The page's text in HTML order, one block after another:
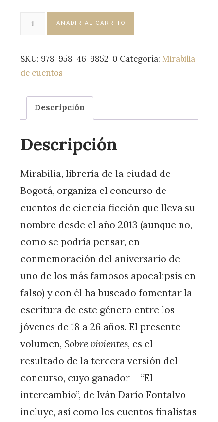
Sobre
vivientes
AÑADIR AL CARRITO
SKU: 978-958-46-9852-0 Categoría: Mirabilia
de cuentos
Descripción
Descripción
Mirabilia, librería de la ciudad de
Bogotá, organiza el concurso de
cuentos de ciencia ficción que lleva su
nombre desde el año 2013 (aunque no,
como se podría pensar, en
conmemoración del aniversario de
uno de los más famosos apocalipsis en
falso) y con él ha buscado fomentar la
escritura de este género entre los
jóvenes de 18 a 26 años. El presente
volumen, Sobre vivientes, es el
resultado de la tercera versión del
concurso, cuyo ganador —“El
intercambio”, de Iván Darío Fontalvo—
incluye, así como los cuentos finalistas